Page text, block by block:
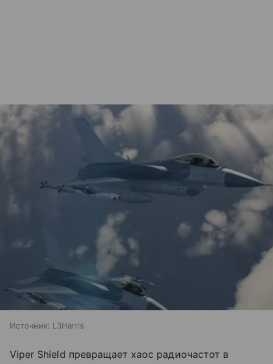
Источник: L3Harris
Viper Shield превращает хаос радиочастот в